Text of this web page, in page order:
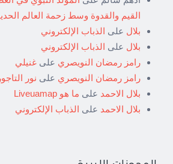
القيم والقدوة وسط زحمة العالم
بلال على الذباب الإلكتروني
بلال على الذباب الإلكتروني
رامز رمضان النويصري على غنيلي
رامز رمضان النويصري على نور
بلال الاحمد على ما هو Liveuamap
بلال الاحمد على الذباب الإلكتروني